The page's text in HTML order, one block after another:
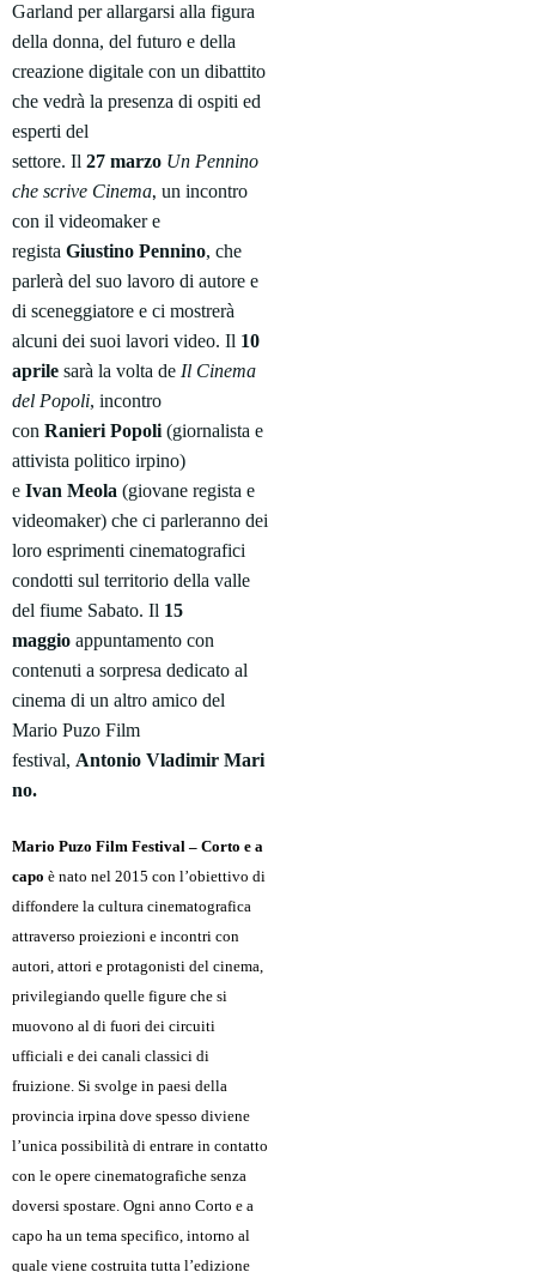
Garland per allargarsi alla figura
della donna, del futuro e della
creazione digitale con un dibattito
che vedrà la presenza di ospiti ed
esperti del
settore. Il 27 marzo Un Pennino
che scrive Cinema, un incontro
con il videomaker e
regista Giustino Pennino, che
parlerà del suo lavoro di autore e
di sceneggiatore e ci mostrerà
alcuni dei suoi lavori video. Il 10
aprile sarà la volta de Il Cinema
del Popoli, incontro
con Ranieri Popoli (giornalista e
attivista politico irpino)
e Ivan Meola (giovane regista e
videomaker) che ci parleranno dei
loro esprimenti cinematografici
condotti sul territorio della valle
del fiume Sabato. Il 15
maggio appuntamento con
contenuti a sorpresa dedicato al
cinema di un altro amico del
Mario Puzo Film
festival, Antonio Vladimir Mari
no.
Mario Puzo Film Festival – Corto e a
capo è nato nel 2015 con l’obiettivo di
diffondere la cultura cinematografica
attraverso proiezioni e incontri con
autori, attori e protagonisti del cinema,
privilegiando quelle figure che si
muovono al di fuori dei circuiti
ufficiali e dei canali classici di
fruizione. Si svolge in paesi della
provincia irpina dove spesso diviene
l’unica possibilità di entrare in contatto
con le opere cinematografiche senza
doversi spostare. Ogni anno Corto e a
capo ha un tema specifico, intorno al
quale viene costruita tutta l’edizione